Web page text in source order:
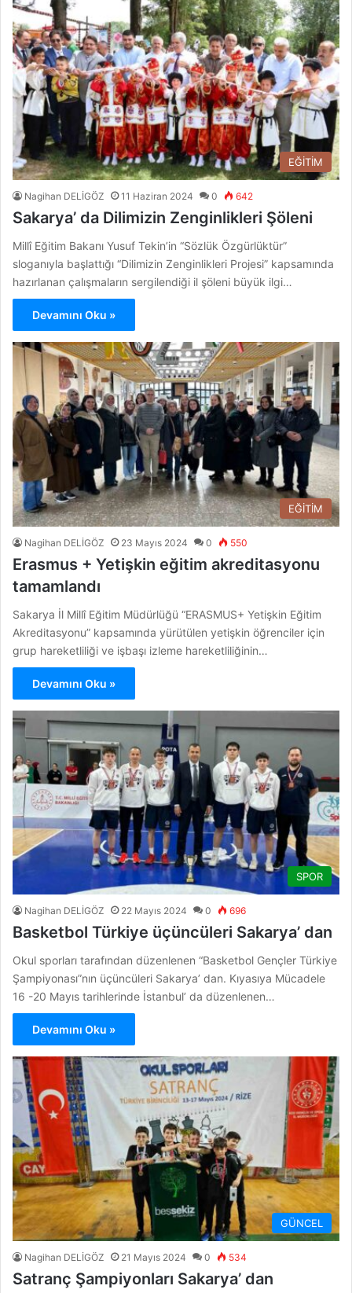
EĞİTİM
Nagihan DELİGÖZ 11 Haziran 2024 0 642
Sakarya’ da Dilimizin Zenginlikleri Şöleni
Millî Eğitim Bakanı Yusuf Tekin’in “Sözlük Özgürlüktür”
sloganıyla başlattığı “Dilimizin Zenginlikleri Projesi” kapsamında
hazırlanan çalışmaların sergilendiği il şöleni büyük ilgi…
Devamını Oku »
EĞİTİM
Nagihan DELİGÖZ 23 Mayıs 2024 0 550
Erasmus + Yetişkin eğitim akreditasyonu
tamamlandı
Sakarya İl Millî Eğitim Müdürlüğü “ERASMUS+ Yetişkin Eğitim
Akreditasyonu” kapsamında yürütülen yetişkin öğrenciler için
grup hareketliliği ve işbaşı izleme hareketliliğinin…
Devamını Oku »
SPOR
Nagihan DELİGÖZ 22 Mayıs 2024 0 696
Basketbol Türkiye üçüncüleri Sakarya’ dan
Okul sporları tarafından düzenlenen “Basketbol Gençler Türkiye
Şampiyonası”nın üçüncüleri Sakarya’ dan. Kıyasıya Mücadele
16 -20 Mayıs tarihlerinde İstanbul’ da düzenlenen…
Devamını Oku »
GÜNCEL
Nagihan DELİGÖZ 21 Mayıs 2024 0 534
Satranç Şampiyonları Sakarya’ dan